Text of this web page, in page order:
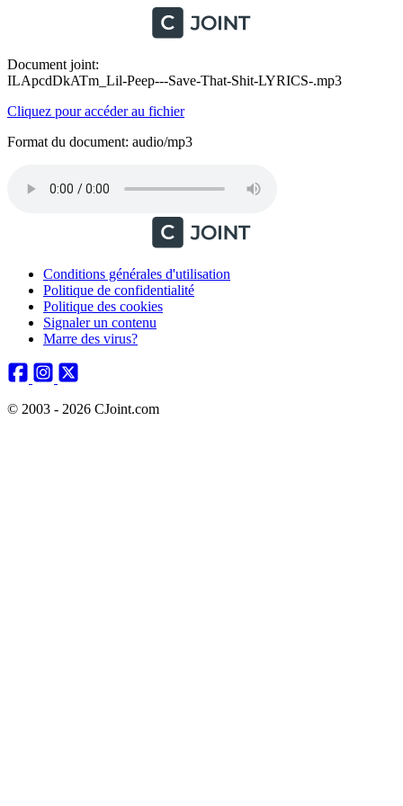
Document joint:
ILApcdDkATm_Lil-Peep---Save-That-Shit-LYRICS-.mp3
Cliquez pour accéder au fichier
Format du document: audio/mp3
Conditions générales d'utilisation
Politique de confidentialité
Politique des cookies
Signaler un contenu
Marre des virus?
© 2003 - 2026 CJoint.com